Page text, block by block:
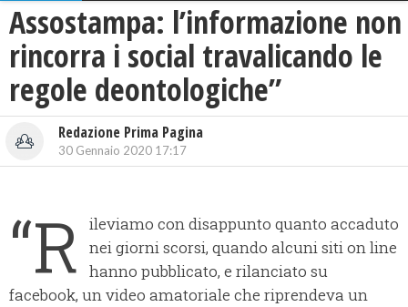
Assostampa: l’informazione non
rincorra i social travalicando le
regole deontologiche”
Redazione Prima Pagina
30 Gennaio 2020 17:17
“R
ileviamo con disappunto quanto accaduto
nei giorni scorsi, quando alcuni siti on line
hanno pubblicato, e rilanciato su
facebook, un video amatoriale che riprendeva un